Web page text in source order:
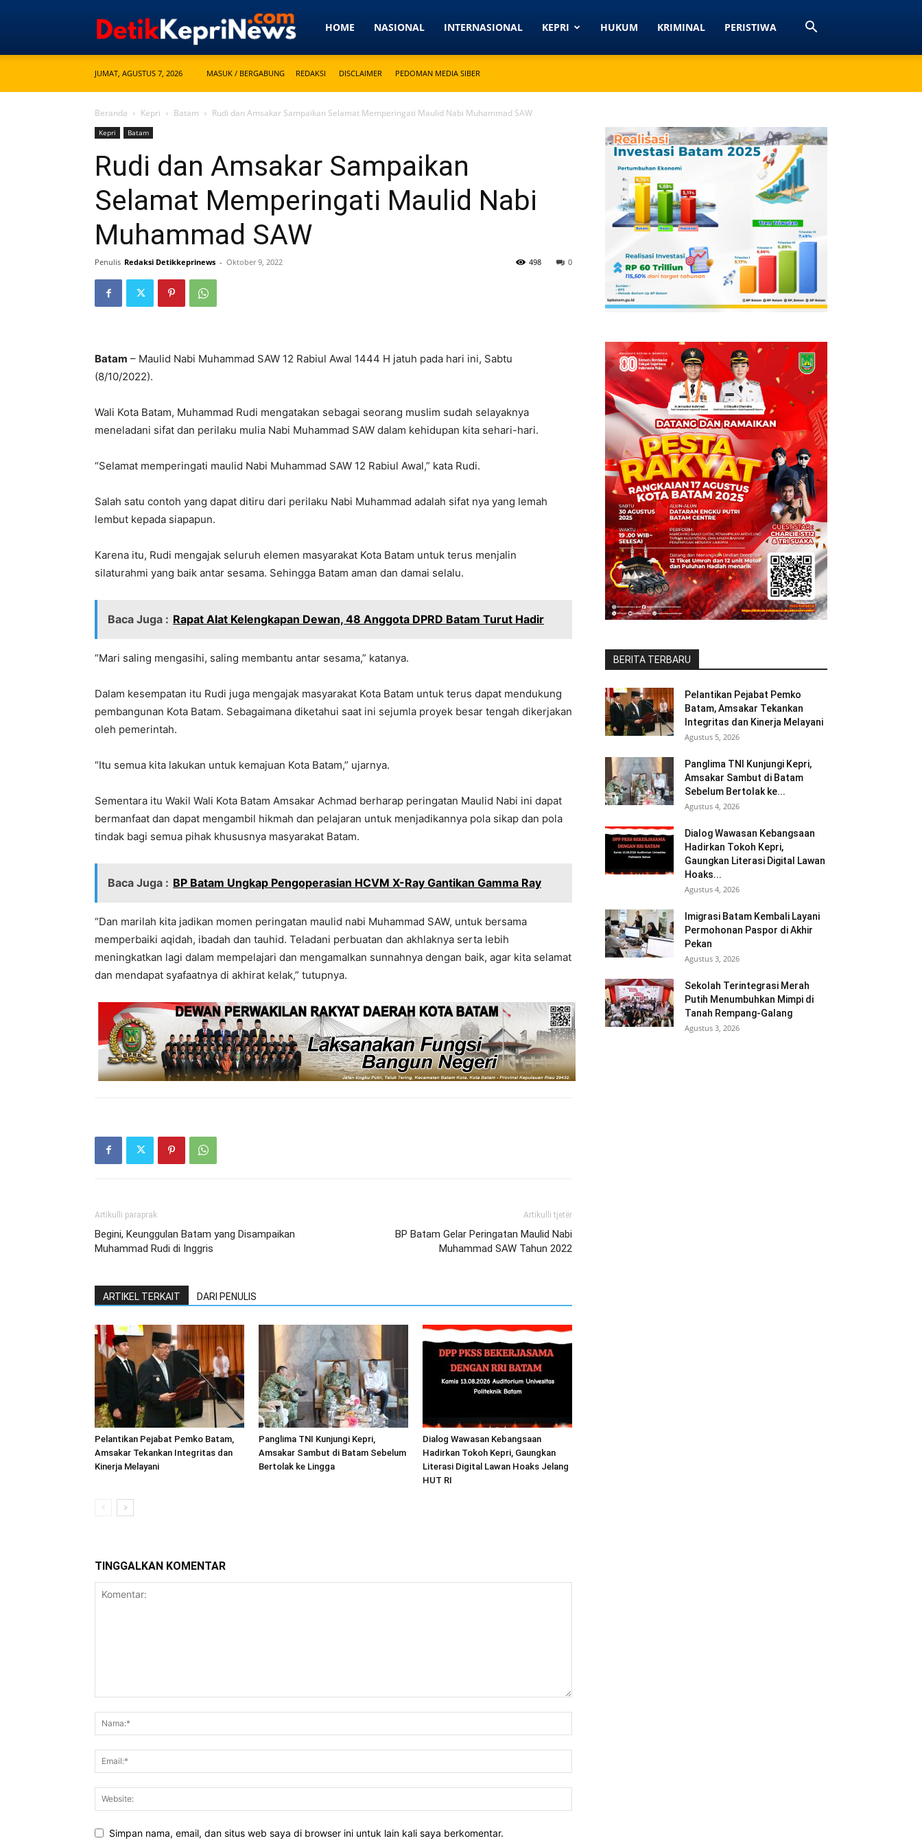
Detikkeprinews.com
HOME NASIONAL INTERNASIONAL KEPRI HUKUM KRIMINAL PERISTIWA
JUMAT, AGUSTUS 7, 2026 MASUK / BERGABUNG REDAKSI DISCLAIMER PEDOMAN MEDIA SIBER
Beranda Kepri Batam Rudi dan Amsakar Sampaikan Selamat Memperingati Maulid Nabi Muhammad SAW
Kepri Batam
Rudi dan Amsakar Sampaikan
Selamat Memperingati Maulid Nabi
Muhammad SAW
Penulis Redaksi Detikkeprinews - Oktober 9, 2022 0
498
Batam – Maulid Nabi Muhammad SAW 12 Rabiul Awal 1444 H jatuh pada hari ini, Sabtu
(8/10/2022).
Wali Kota Batam, Muhammad Rudi mengatakan sebagai seorang muslim sudah selayaknya
meneladani sifat dan perilaku mulia Nabi Muhammad SAW dalam kehidupan kita sehari-hari.
“Selamat memperingati maulid Nabi Muhammad SAW 12 Rabiul Awal,” kata Rudi.
Salah satu contoh yang dapat ditiru dari perilaku Nabi Muhammad adalah sifat nya yang lemah
lembut kepada siapapun.
Karena itu, Rudi mengajak seluruh elemen masyarakat Kota Batam untuk terus menjalin
silaturahmi yang baik antar sesama. Sehingga Batam aman dan damai selalu.
Baca Juga : Rapat Alat Kelengkapan Dewan, 48 Anggota DPRD Batam Turut Hadir
“Mari saling mengasihi, saling membantu antar sesama,” katanya.
Dalam kesempatan itu Rudi juga mengajak masyarakat Kota Batam untuk terus dapat mendukung
pembangunan Kota Batam. Sebagaimana diketahui saat ini sejumla proyek besar tengah dikerjakan
oleh pemerintah.
“Itu semua kita lakukan untuk kemajuan Kota Batam,” ujarnya.
Sementara itu Wakil Wali Kota Batam Amsakar Achmad berharap peringatan Maulid Nabi ini dapat
bermanfaat dan dapat mengambil hikmah dan pelajaran untuk menjadikannya pola sikap dan pola
tindak bagi semua pihak khususnya masyarakat Batam.
Baca Juga : BP Batam Ungkap Pengoperasian HCVM X-Ray Gantikan Gamma Ray
“Dan marilah kita jadikan momen peringatan maulid nabi Muhammad SAW, untuk bersama
memperbaiki aqidah, ibadah dan tauhid. Teladani perbuatan dan akhlaknya serta lebih
meningkatkan lagi dalam mempelajari dan mengamalkan sunnahnya dengan baik, agar kita selamat
dan mendapat syafaatnya di akhirat kelak,” tutupnya.
Artikulli paraprak
Begini, Keunggulan Batam yang Disampaikan
Muhammad Rudi di Inggris
Artikulli tjetër
BP Batam Gelar Peringatan Maulid Nabi
Muhammad SAW Tahun 2022
ARTIKEL TERKAIT DARI PENULIS
Pelantikan Pejabat Pemko Batam,
Amsakar Tekankan Integritas dan
Kinerja Melayani
Panglima TNI Kunjungi Kepri,
Amsakar Sambut di Batam Sebelum
Bertolak ke Lingga
Dialog Wawasan Kebangsaan
Hadirkan Tokoh Kepri, Gaungkan
Literasi Digital Lawan Hoaks Jelang
HUT RI
TINGGALKAN KOMENTAR
Simpan nama, email, dan situs web saya di browser ini untuk lain kali saya berkomentar.
BERITA TERBARU
Pelantikan Pejabat Pemko
Batam, Amsakar Tekankan
Integritas dan Kinerja Melayani
Agustus 5, 2026
Panglima TNI Kunjungi Kepri,
Amsakar Sambut di Batam
Sebelum Bertolak ke...
Agustus 4, 2026
Dialog Wawasan Kebangsaan
Hadirkan Tokoh Kepri,
Gaungkan Literasi Digital Lawan
Hoaks...
Agustus 4, 2026
Imigrasi Batam Kembali Layani
Permohonan Paspor di Akhir
Pekan
Agustus 3, 2026
Sekolah Terintegrasi Merah
Putih Menumbuhkan Mimpi di
Tanah Rempang-Galang
Agustus 3, 2026